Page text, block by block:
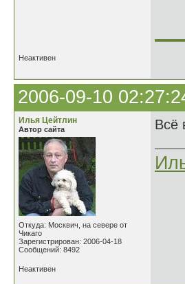
Неактивен
2006-09-10
Илья Цейтлин
Автор сайта
Откуда: Москвич, на севере от
Чикаго
Зарегистрирован: 2006-04-18
Сообщений: 8492
Всё
Неактивен